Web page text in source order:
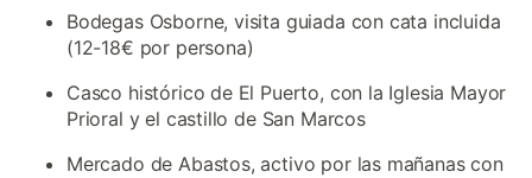
Bodegas Osborne, visita guiada con cata incluida
(12-18€ por persona)
Casco histórico de El Puerto, con la Iglesia Mayor
Prioral y el castillo de San Marcos
Mercado de Abastos, activo por las mañanas con